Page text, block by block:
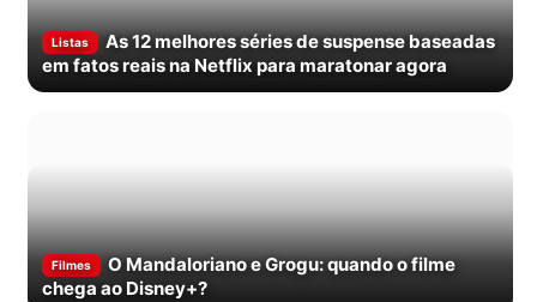
Listas
As 12 melhores séries de suspense baseadas
em fatos reais na Netflix para maratonar agora
Filmes
O Mandaloriano e Grogu: quando o filme
chega ao Disney+?